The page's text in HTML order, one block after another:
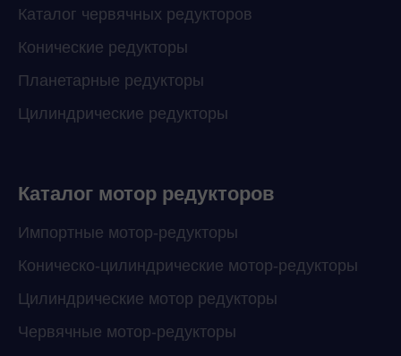
Каталог червячных редукторов
Конические редукторы
Планетарные редукторы
Цилиндрические редукторы
Каталог мотор редукторов
Импортные мотор-редукторы
Коническо-цилиндрические мотор-редукторы
Цилиндрические мотор редукторы
Червячные мотор-редукторы